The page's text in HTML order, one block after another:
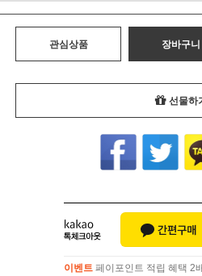
관심상품 장바구니
선물하
이벤트 페이포인트 적립 혜택 2